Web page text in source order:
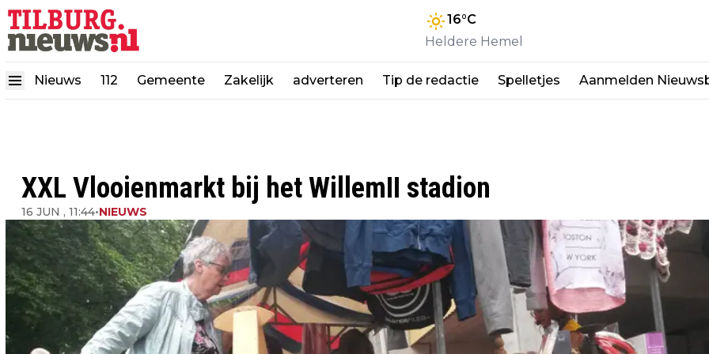
16°C
Heldere Hemel
Nieuws 112 Gemeente Zakelijk adverteren Tip de redactie Spelletjes Aanmelden
XXL Vlooienmarkt bij het WillemII stadion
16 JUN , 11:44•NIEUWS